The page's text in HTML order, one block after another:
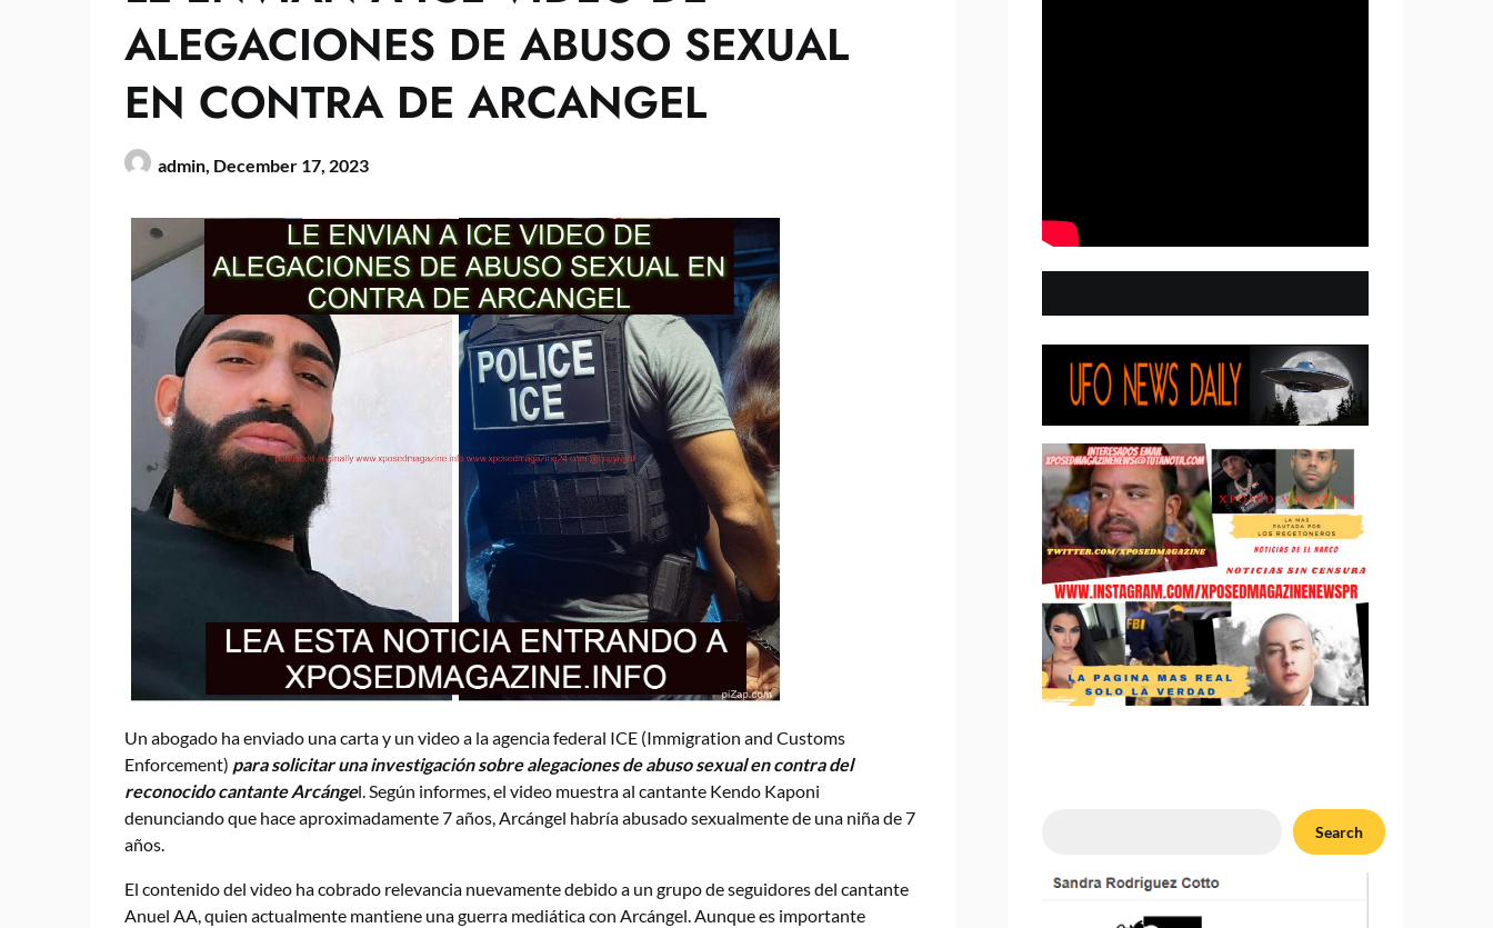
ALEGACIONES DE ABUSO SEXUAL
EN CONTRA DE ARCANGEL
admin, December 17, 2023
Un abogado ha enviado una carta y un video a la agencia federal ICE (Immigration and Customs
Enforcement) para solicitar una investigación sobre alegaciones de abuso sexual en contra del
reconocido cantante Arcángel. Según informes, el video muestra al cantante Kendo Kaponi
denunciando que hace aproximadamente 7 años, Arcángel habría abusado sexualmente de una niña de 7
años.
El contenido del video ha cobrado relevancia nuevamente debido a un grupo de seguidores del cantante
Anuel AA, quien actualmente mantiene una guerra mediática con Arcángel. Aunque es importante
Search